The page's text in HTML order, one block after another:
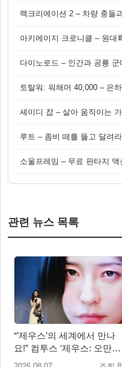
소울프레임 – 무료 판타지 액
관련 뉴스 목록
“’제우스’의 세계에서 만나
요!” 컴투스 ‘제우스: 오만의
신’ 쇼케이스 찾은 배우 박